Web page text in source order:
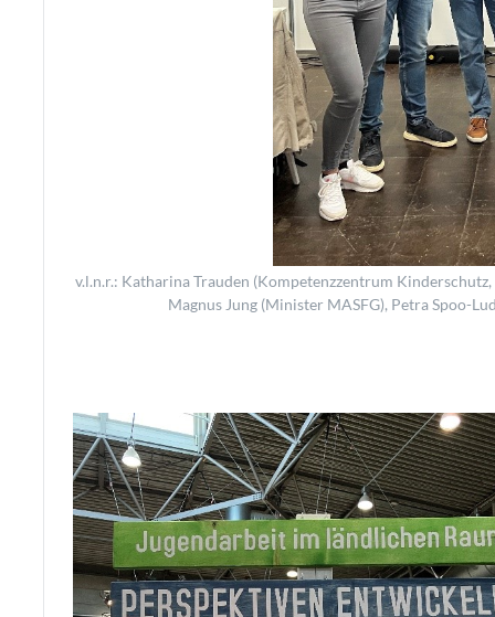
v.l.n.r.: Katharina Trauden (Kompetenzzentrum
Magnus Jung (Minister MASFG), Petra Spoo-